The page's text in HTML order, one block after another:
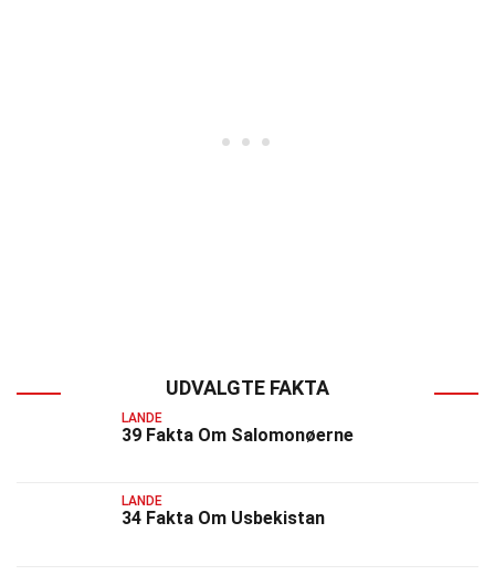
UDVALGTE FAKTA
LANDE
39 Fakta Om Salomonøerne
LANDE
34 Fakta Om Usbekistan